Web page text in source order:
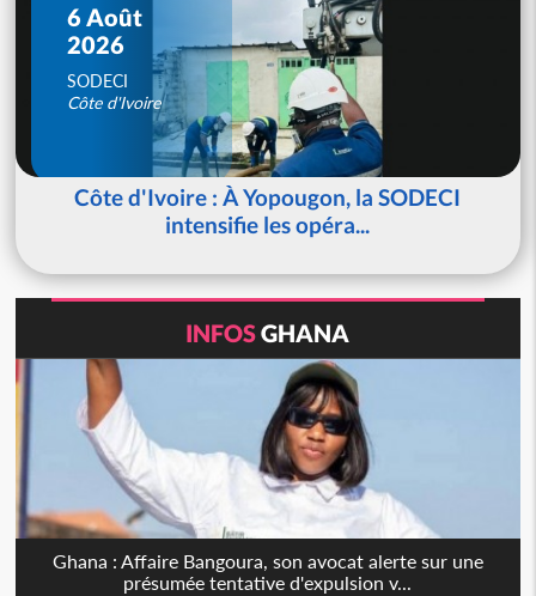
6 Août
2026
SODECI
Côte d'Ivoire
Côte d'Ivoire : À Yopougon, la SODECI
intensifie les opéra...
INFOSGHANA
Ghana : Affaire Bangoura, son avocat alerte sur une
présumée tentative d'expulsion v...